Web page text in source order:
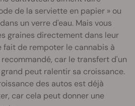
de la serviette en papier » ou
un verre d'eau. Mais vous
graines directement dans leur
fait de rempoter le cannabis à
car le transfert d'un
peut ralentir sa croissance.
des autos est déjà
car cela peut donner une